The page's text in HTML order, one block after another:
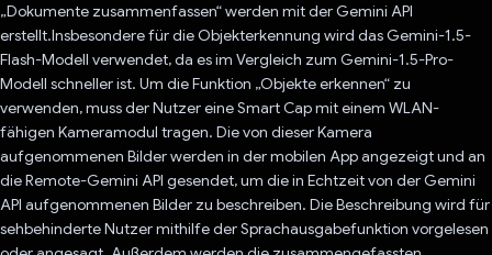
„Dokumente zusammenfassen“ werden mit der Gemini API
erstellt.Insbesondere für die Objekterkennung wird das Gemini-1.5-
Flash-Modell verwendet, da es im Vergleich zum Gemini-1.5-Pro-
Modell schneller ist. Um die Funktion „Objekte erkennen“ zu
verwenden, muss der Nutzer eine Smart Cap mit einem WLAN-
fähigen Kameramodul tragen. Die von dieser Kamera
aufgenommenen Bilder werden in der mobilen App angezeigt und an
die Remote-Gemini API gesendet, um die in Echtzeit von der Gemini
API aufgenommenen Bilder zu beschreiben. Die Beschreibung wird für
sehbehinderte Nutzer mithilfe der Sprachausgabefunktion vorgelesen